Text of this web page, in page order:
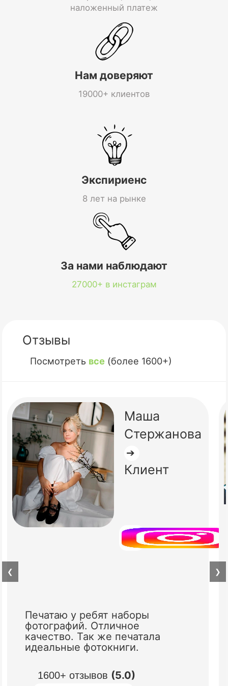
наложенный платеж
Нам доверяют
19000+ клиентов
Экспириенс
8 лет на рынке
За нами наблюдают
27000+ в инстаграм
Отзывы
Посмотреть все (более 1600+)
Маша
Стержанова
➔
Клиент
1600+ отзывов (5.0)
Печатаю у ребят наборы
фотографий. Отличное
качество. Так же печатала
идеальные фотокниги.
❮ ❯